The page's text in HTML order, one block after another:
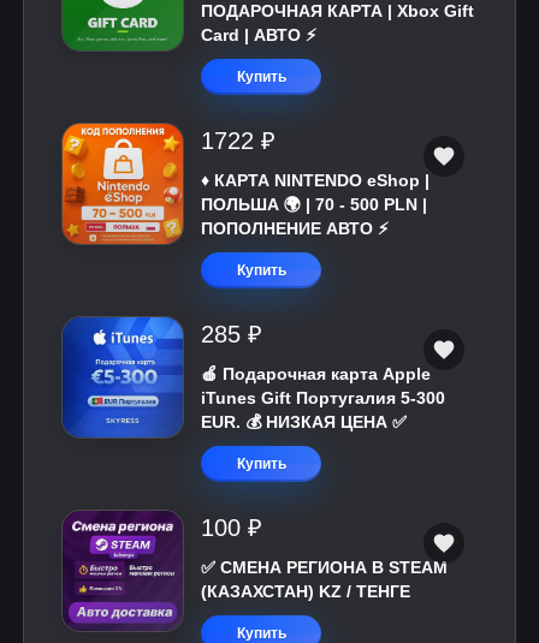
ПОДАРОЧНАЯ КАРТА | Xbox Gift
Card | АВТО ⚡
Купить
1722 ₽
♦️ КАРТА NINTENDO eShop |
ПОЛЬША 🌍 | 70 - 500 PLN |
ПОПОЛНЕНИЕ АВТО ⚡
Купить
285 ₽
🍎 Подарочная карта Apple
iTunes Gift Португалия 5-300
EUR. 💰 НИЗКАЯ ЦЕНА ✅
Купить
100 ₽
✅ СМЕНА РЕГИОНА В STEAM
(КАЗАХСТАН) KZ / ТЕНГЕ
Купить